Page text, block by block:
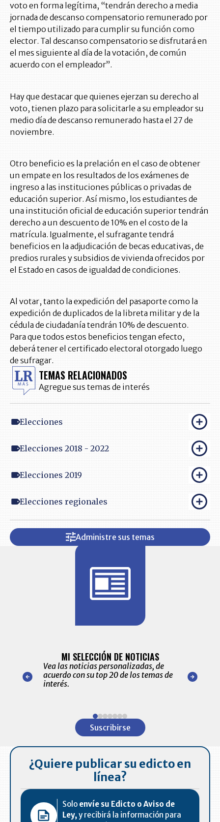
voto en forma legítima, “tendrán derecho a media
jornada de descanso compensatorio remunerado por
el tiempo utilizado para cumplir su función como
elector. Tal descanso compensatorio se disfrutará en
el mes siguiente al día de la votación, de común
acuerdo con el empleador”.
Hay que destacar que quienes ejerzan su derecho al
voto, tienen plazo para solicitarle a su empleador su
medio día de descanso remunerado hasta el 27 de
noviembre.
Otro beneficio es la prelación en el caso de obtener
un empate en los resultados de los exámenes de
ingreso a las instituciones públicas o privadas de
educación superior. Así mismo, los estudiantes de
una institución oficial de educación superior tendrán
derecho a un descuento de 10% en el costo de la
matrícula. Igualmente, el sufragante tendrá
beneficios en la adjudicación de becas educativas, de
predios rurales y subsidios de vivienda ofrecidos por
el Estado en casos de igualdad de condiciones.
Al votar, tanto la expedición del pasaporte como la
expedición de duplicados de la libreta militar y de la
cédula de ciudadanía tendrán 10% de descuento.
Para que todos estos beneficios tengan efecto,
deberá tener el certificado electoral otorgado luego
de sufragar.
TEMAS RELACIONADOS
Agregue sus temas de interés
Elecciones
Elecciones 2018 - 2022
Elecciones 2019
Elecciones regionales
Administre sus temas
nuestro
para
MI SELECCIÓN DE NOTICIAS
Vea las noticias personalizadas, de
acuerdo con su top 20 de los temas de
interés.
de las
Suscribirse
¿Quiere publicar su edicto en
línea?
Solo envíe su Edicto o Aviso de
Ley,y recibirá la información para